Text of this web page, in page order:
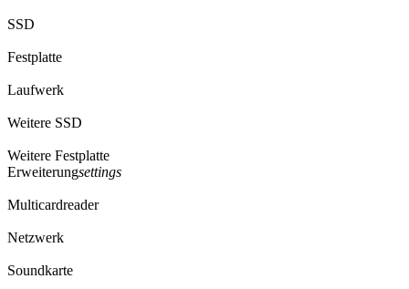
SSD
Festplatte
Laufwerk
Weitere SSD
Weitere Festplatte
Erweiterungsettings
Multicardreader
Netzwerk
Soundkarte